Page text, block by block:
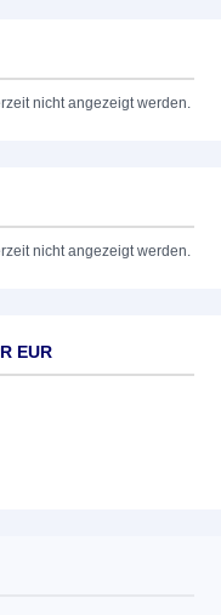
nicht angezeigt werden.
nicht angezeigt werden.
EUR